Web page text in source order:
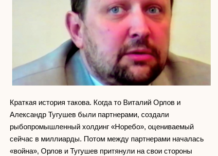
Краткая история такова. Когда то Виталий Орлов и
Александр Тугушев были партнерами, создали
рыбопромышленный холдинг «Норебо», оцениваемый
сейчас в миллиарды. Потом между партнерами началась
«война», Орлов и Тугушев притянули на свои стороны